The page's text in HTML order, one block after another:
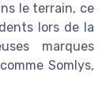
le terrain, ce
lors de la
marques
Somlys,